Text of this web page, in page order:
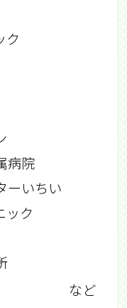
ク
病院
ーいちい
ック
など